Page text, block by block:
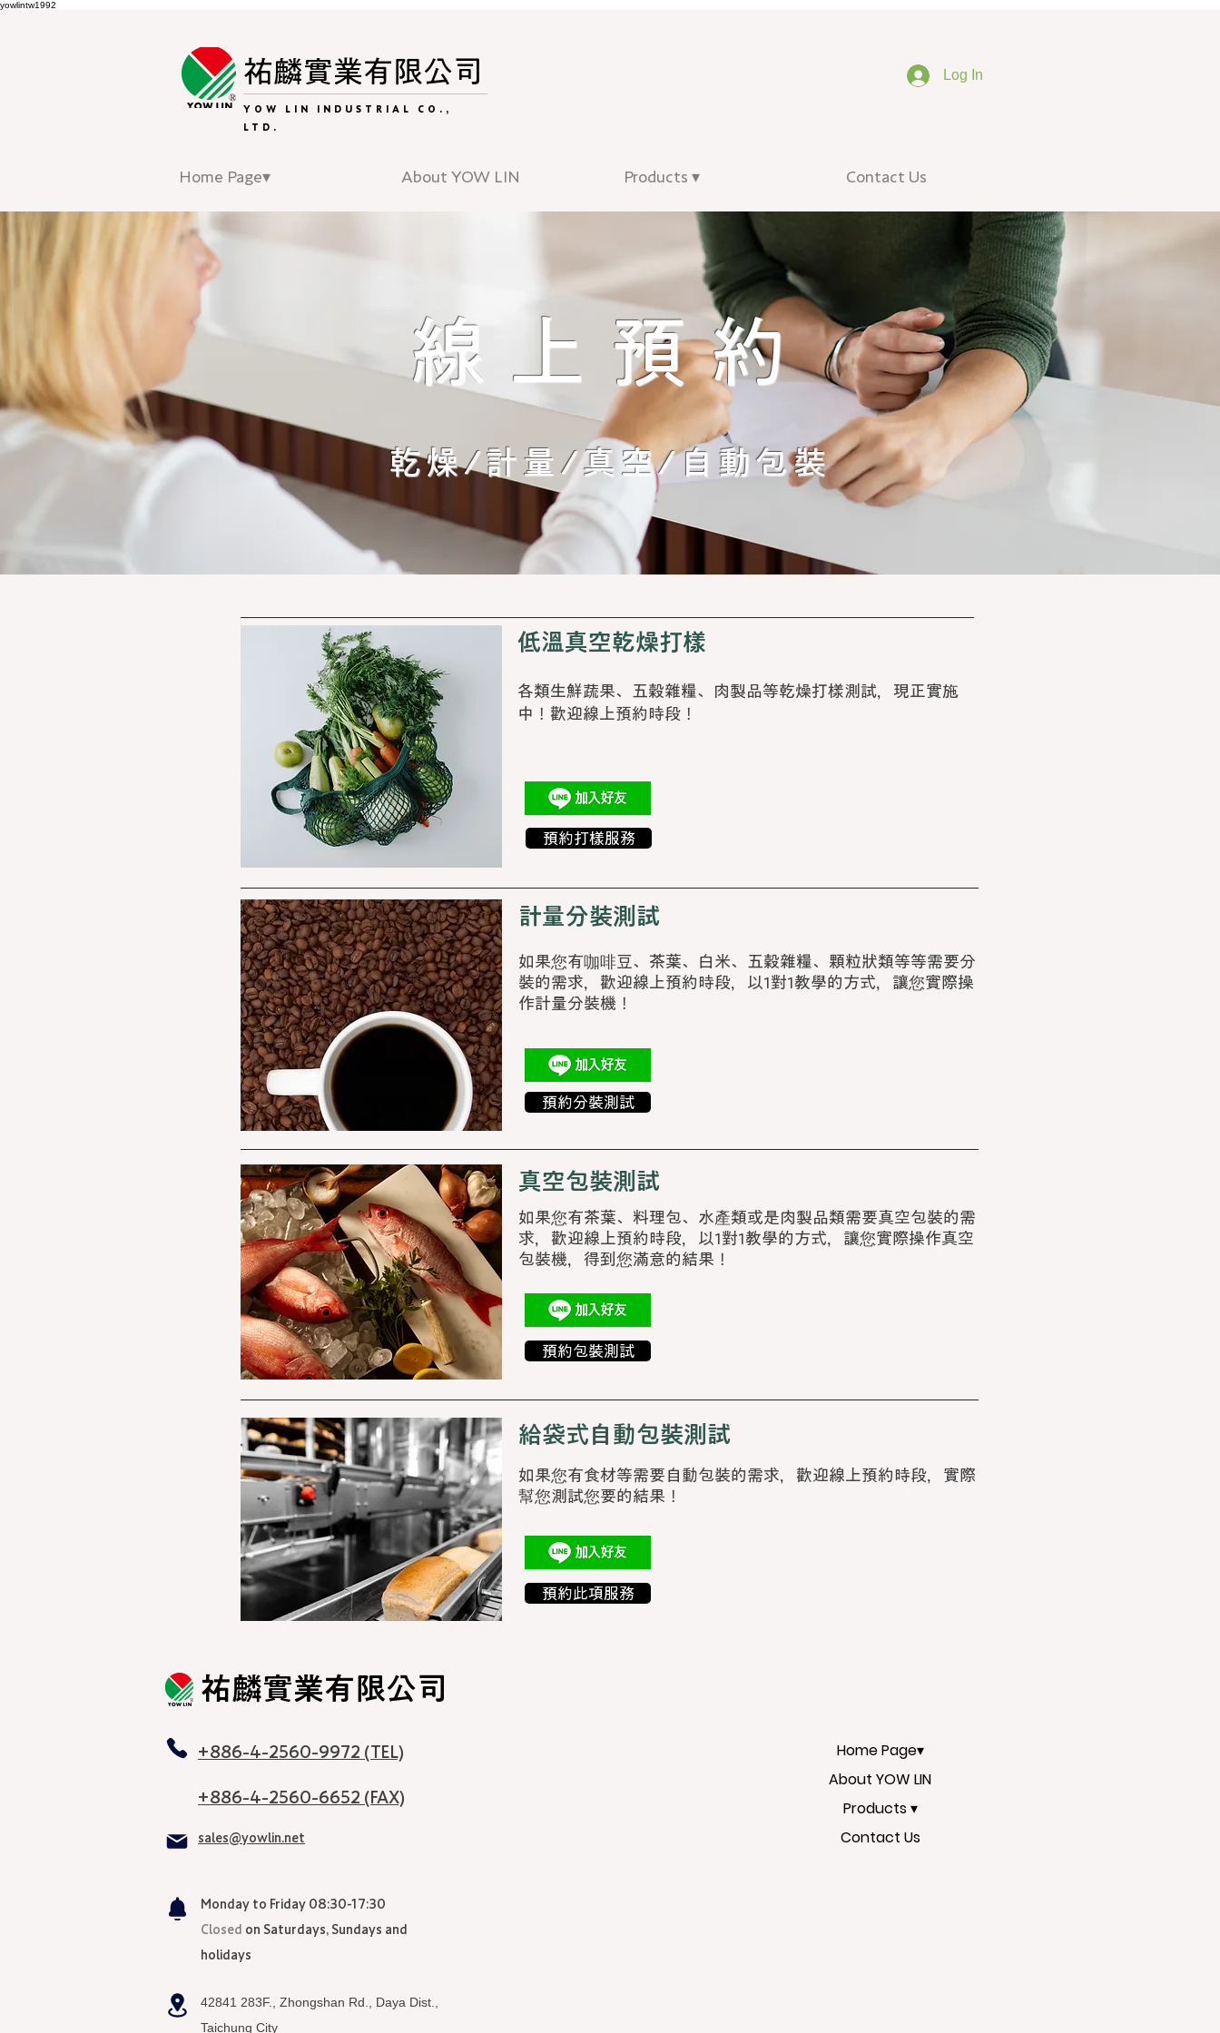
yowlintw1992
祐麟實業有限公司
YOW LIN INDUSTRIAL CO.,
LTD.
Log In
Home Page▾ About YOW LIN Products ▾ Contact Us
線上預約
​乾燥/計量/真空/自動包裝
低溫真空乾燥打樣
各類生鮮蔬果、五穀雜糧、肉製品等乾燥打樣測試，現正實施
中！歡迎線上預約時段！​​
預約打樣服務
計量分裝測試
如果您有咖啡豆、茶葉、白米、五穀雜糧、顆粒狀類等等需要分
裝的需求，歡迎線上預約時段，以1對1教學的方式，讓您實際操
作計量分裝機！
預約分裝測試
真空包裝測試
如果您有茶葉、料理包、水產類或是肉製品類需要真空包裝的需
求，歡迎線上預約時段，以1對1教學的方式，讓您實際操作真空
包裝機，得到您滿意的結果！
預約包裝測試
給袋式自動包裝測試
如果您有食材等需要自動包裝的需求，歡迎線上預約時段，實際
幫您測試您要的結果！
預約此項服務
​祐麟實業有限公司
+886-4-2560-9972 (TEL)
+886-4-2560-6652 (FAX)
sales@yowlin.net
Monday to Friday 08:30-17:30
Closed on Saturdays, Sundays and
holidays
42841 283F., Zhongshan Rd., Daya Dist.,
Taichung City
Home Page▾
About YOW LIN
Products ▾
Contact Us